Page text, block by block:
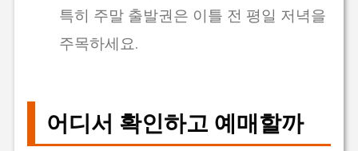
특히 주말 출발권은 이틀 전 평일 저녁을
주목하세요.
어디서 확인하고 예매할까